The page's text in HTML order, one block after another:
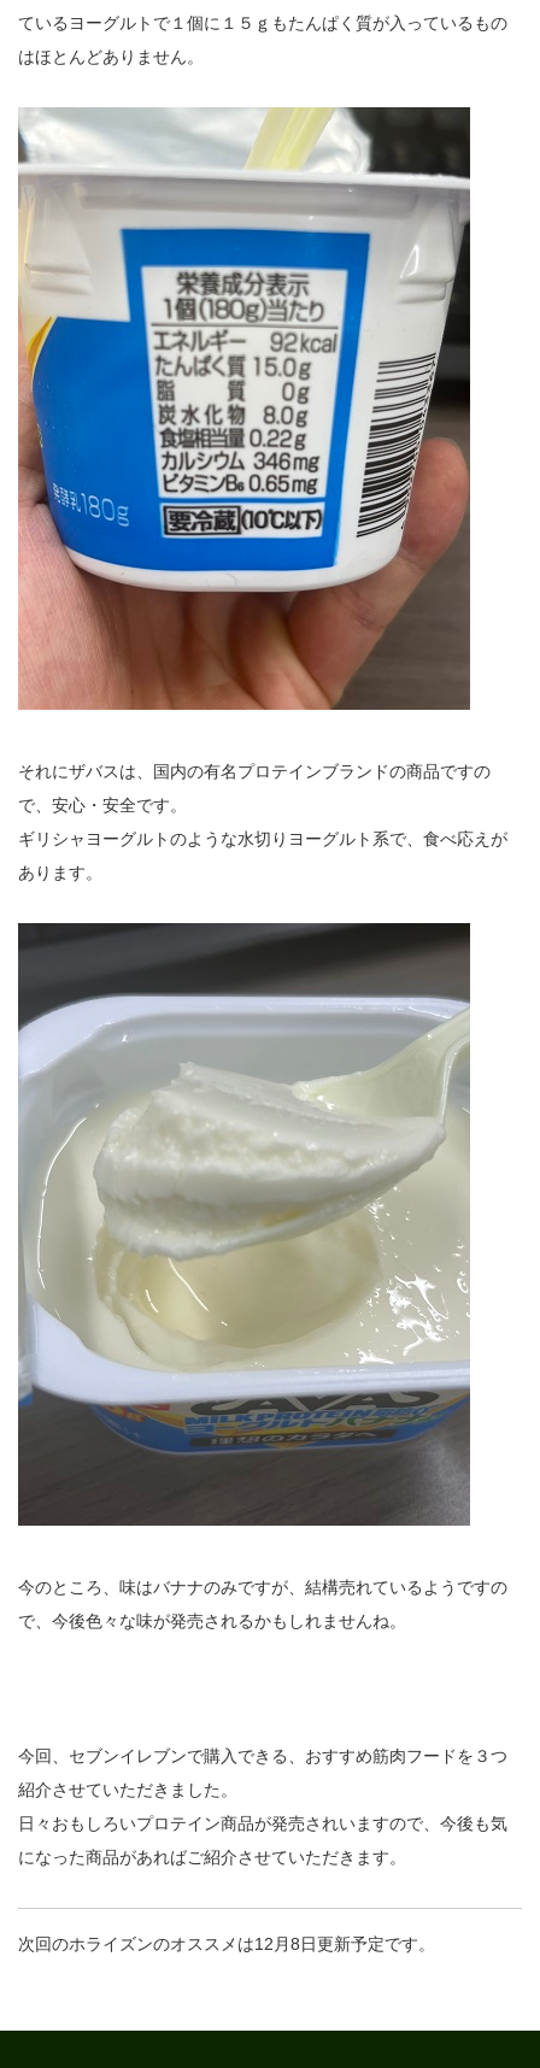
ているヨーグルトで１個に１５ｇもたんぱく質が入っているもの
はほとんどありません。
それにザバスは、国内の有名プロテインブランドの商品ですの
で、安心・安全です。
ギリシャヨーグルトのような水切りヨーグルト系で、食べ応えが
あります。
今のところ、味はバナナのみですが、結構売れているようですの
で、今後色々な味が発売されるかもしれませんね。
今回、セブンイレブンで購入できる、おすすめ筋肉フードを３つ
紹介させていただきました。
日々おもしろいプロテイン商品が発売されいますので、今後も気
になった商品があればご紹介させていただきます。
次回のホライズンのオススメは12月8日更新予定です。